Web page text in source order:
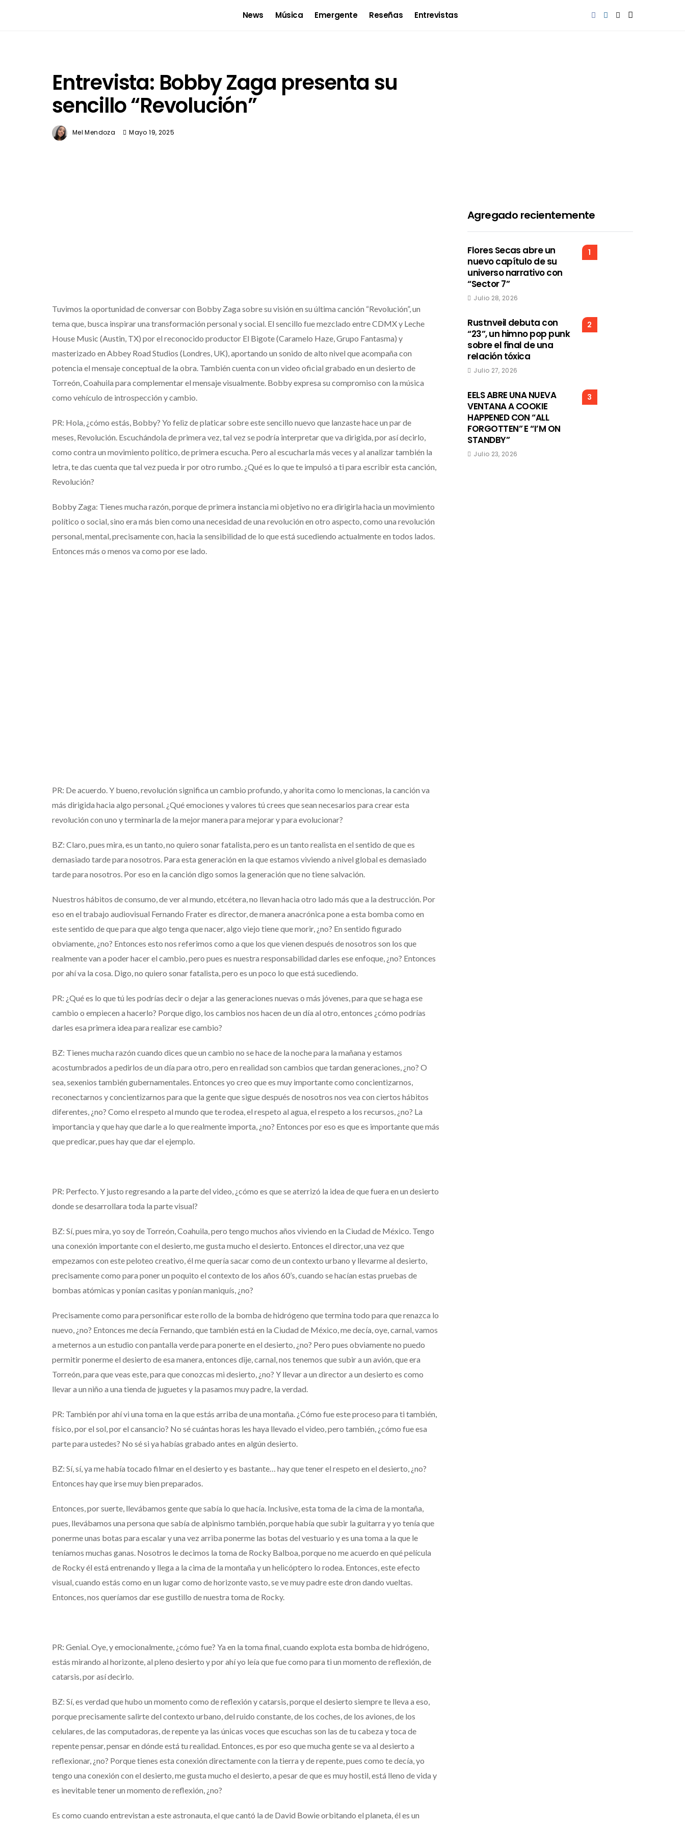
News Música Emergente Reseñas Entrevistas
Entrevista: Bobby Zaga presenta su
sencillo “Revolución”
Mel Mendoza Mayo 19, 2025
Tuvimos la oportunidad de conversar con Bobby Zaga sobre su visión en su última canción “Revolución”, un
tema que, busca inspirar una transformación personal y social. El sencillo fue mezclado entre CDMX y Leche
House Music (Austin, TX) por el reconocido productor El Bigote (Caramelo Haze, Grupo Fantasma) y
masterizado en Abbey Road Studios (Londres, UK), aportando un sonido de alto nivel que acompaña con
potencia el mensaje conceptual de la obra. También cuenta con un video oficial grabado en un desierto de
Torreón, Coahuila para complementar el mensaje visualmente. Bobby expresa su compromiso con la música
como vehículo de introspección y cambio.
PR: Hola, ¿cómo estás, Bobby? Yo feliz de platicar sobre este sencillo nuevo que lanzaste hace un par de
meses, Revolución. Escuchándola de primera vez, tal vez se podría interpretar que va dirigida, por así decirlo,
como contra un movimiento político, de primera escucha. Pero al escucharla más veces y al analizar también la
letra, te das cuenta que tal vez pueda ir por otro rumbo. ¿Qué es lo que te impulsó a ti para escribir esta canción,
Revolución?
Bobby Zaga: Tienes mucha razón, porque de primera instancia mi objetivo no era dirigirla hacia un movimiento
político o social, sino era más bien como una necesidad de una revolución en otro aspecto, como una revolución
personal, mental, precisamente con, hacia la sensibilidad de lo que está sucediendo actualmente en todos lados.
Entonces más o menos va como por ese lado.
PR: De acuerdo. Y bueno, revolución significa un cambio profundo, y ahorita como lo mencionas, la canción va
más dirigida hacia algo personal. ¿Qué emociones y valores tú crees que sean necesarios para crear esta
revolución con uno y terminarla de la mejor manera para mejorar y para evolucionar?
BZ: Claro, pues mira, es un tanto, no quiero sonar fatalista, pero es un tanto realista en el sentido de que es
demasiado tarde para nosotros. Para esta generación en la que estamos viviendo a nivel global es demasiado
tarde para nosotros. Por eso en la canción digo somos la generación que no tiene salvación.
Nuestros hábitos de consumo, de ver al mundo, etcétera, no llevan hacia otro lado más que a la destrucción. Por
eso en el trabajo audiovisual Fernando Frater es director, de manera anacrónica pone a esta bomba como en
este sentido de que para que algo tenga que nacer, algo viejo tiene que morir, ¿no? En sentido figurado
obviamente, ¿no? Entonces esto nos referimos como a que los que vienen después de nosotros son los que
realmente van a poder hacer el cambio, pero pues es nuestra responsabilidad darles ese enfoque, ¿no? Entonces
por ahí va la cosa. Digo, no quiero sonar fatalista, pero es un poco lo que está sucediendo.
PR: ¿Qué es lo que tú les podrías decir o dejar a las generaciones nuevas o más jóvenes, para que se haga ese
cambio o empiecen a hacerlo? Porque digo, los cambios nos hacen de un día al otro, entonces ¿cómo podrías
darles esa primera idea para realizar ese cambio?
BZ: Tienes mucha razón cuando dices que un cambio no se hace de la noche para la mañana y estamos
acostumbrados a pedirlos de un día para otro, pero en realidad son cambios que tardan generaciones, ¿no? O
sea, sexenios también gubernamentales. Entonces yo creo que es muy importante como concientizarnos,
reconectarnos y concientizarnos para que la gente que sigue después de nosotros nos vea con ciertos hábitos
diferentes, ¿no? Como el respeto al mundo que te rodea, el respeto al agua, el respeto a los recursos, ¿no? La
importancia y que hay que darle a lo que realmente importa, ¿no? Entonces por eso es que es importante que más
que predicar, pues hay que dar el ejemplo.
PR: Perfecto. Y justo regresando a la parte del video, ¿cómo es que se aterrizó la idea de que fuera en un desierto
donde se desarrollara toda la parte visual?
BZ: Sí, pues mira, yo soy de Torreón, Coahuila, pero tengo muchos años viviendo en la Ciudad de México. Tengo
una conexión importante con el desierto, me gusta mucho el desierto. Entonces el director, una vez que
empezamos con este peloteo creativo, él me quería sacar como de un contexto urbano y llevarme al desierto,
precisamente como para poner un poquito el contexto de los años 60’s, cuando se hacían estas pruebas de
bombas atómicas y ponían casitas y ponían maniquís, ¿no?
Precisamente como para personificar este rollo de la bomba de hidrógeno que termina todo para que renazca lo
nuevo, ¿no? Entonces me decía Fernando, que también está en la Ciudad de México, me decía, oye, carnal, vamos
a meternos a un estudio con pantalla verde para ponerte en el desierto, ¿no? Pero pues obviamente no puedo
permitir ponerme el desierto de esa manera, entonces dije, carnal, nos tenemos que subir a un avión, que era
Torreón, para que veas este, para que conozcas mi desierto, ¿no? Y llevar a un director a un desierto es como
llevar a un niño a una tienda de juguetes y la pasamos muy padre, la verdad.
PR: También por ahí vi una toma en la que estás arriba de una montaña. ¿Cómo fue este proceso para ti también,
físico, por el sol, por el cansancio? No sé cuántas horas les haya llevado el video, pero también, ¿cómo fue esa
parte para ustedes? No sé si ya habías grabado antes en algún desierto.
BZ: Sí, sí, ya me había tocado filmar en el desierto y es bastante… hay que tener el respeto en el desierto, ¿no?
Entonces hay que irse muy bien preparados.
Entonces, por suerte, llevábamos gente que sabía lo que hacía. Inclusive, esta toma de la cima de la montaña,
pues, llevábamos una persona que sabía de alpinismo también, porque había que subir la guitarra y yo tenía que
ponerme unas botas para escalar y una vez arriba ponerme las botas del vestuario y es una toma a la que le
teníamos muchas ganas. Nosotros le decimos la toma de Rocky Balboa, porque no me acuerdo en qué película
de Rocky él está entrenando y llega a la cima de la montaña y un helicóptero lo rodea. Entonces, este efecto
visual, cuando estás como en un lugar como de horizonte vasto, se ve muy padre este dron dando vueltas.
Entonces, nos queríamos dar ese gustillo de nuestra toma de Rocky.
PR: Genial. Oye, y emocionalmente, ¿cómo fue? Ya en la toma final, cuando explota esta bomba de hidrógeno,
estás mirando al horizonte, al pleno desierto y por ahí yo leía que fue como para ti un momento de reflexión, de
catarsis, por así decirlo.
BZ: Sí, es verdad que hubo un momento como de reflexión y catarsis, porque el desierto siempre te lleva a eso,
porque precisamente salirte del contexto urbano, del ruido constante, de los coches, de los aviones, de los
celulares, de las computadoras, de repente ya las únicas voces que escuchas son las de tu cabeza y toca de
repente pensar, pensar en dónde está tu realidad. Entonces, es por eso que mucha gente se va al desierto a
reflexionar, ¿no? Porque tienes esta conexión directamente con la tierra y de repente, pues como te decía, yo
tengo una conexión con el desierto, me gusta mucho el desierto, a pesar de que es muy hostil, está lleno de vida y
es inevitable tener un momento de reflexión, ¿no?
Es como cuando entrevistan a este astronauta, el que cantó la de David Bowie orbitando el planeta, él es un
Agregado recientemente
1
Flores Secas abre un
nuevo capítulo de su
universo narrativo con
“Sector 7”
Julio 28, 2026
2
Rustnveil debuta con
“23”, un himno pop punk
sobre el final de una
relación tóxica
Julio 27, 2026
3
EELS ABRE UNA NUEVA
VENTANA A COOKIE
HAPPENED CON “ALL
FORGOTTEN” E “I’M ON
STANDBY”
Julio 23, 2026